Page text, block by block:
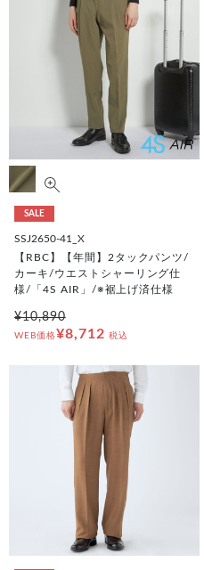
SALE
SSJ2650-41_X
【RBC】【年間】2タックパンツ/
カーキ/ウエストシャーリング仕
様/「4S AIR」/※裾上げ済仕様
¥10,890
WEB価格¥8,712 税込